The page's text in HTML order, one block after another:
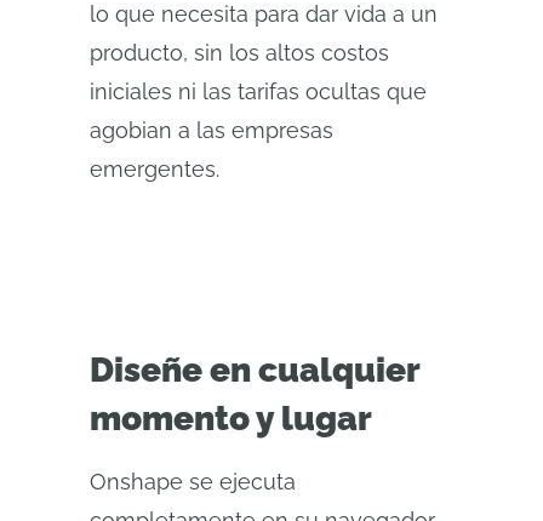
lo que necesita para dar vida a un
producto, sin los altos costos
iniciales ni las tarifas ocultas que
agobian a las empresas
emergentes.
Diseñe en cualquier
momento y lugar
Onshape se ejecuta